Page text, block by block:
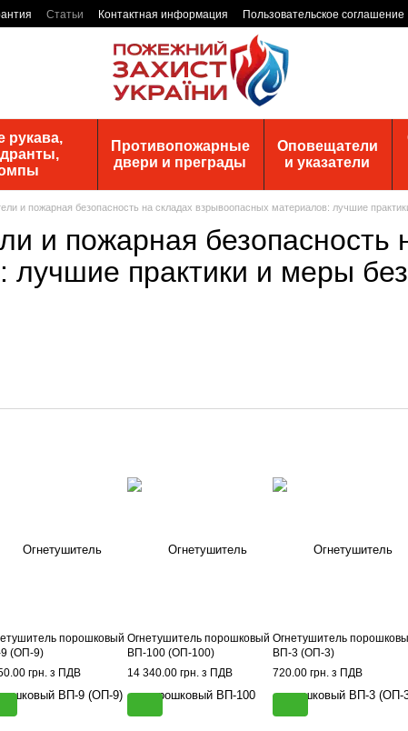
Статьи Контактная информация Пользовательское соглашение
рукава,
Противопожарные
двери и преграды
Оповещатели
и указатели
и пожарная безопасность на складах взрывоопасных материалов: лучшие
и пожарная безопасность
лучшие практики и меры
порошковый
(ОП-9)
грн. з ПДВ
Огнетушитель порошковый
ВП-100 (ОП-100)
14 340.00 грн. з ПДВ
Огнетушитель
ВП-3 (ОП-3)
720.00 грн. з ПДВ